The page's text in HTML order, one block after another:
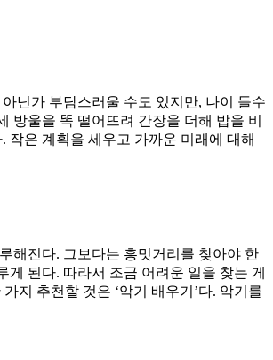
닌가 부담스러울 수도 있지만, 나이 들수
방울을 똑 떨어뜨려 간장을 더해 밥을 비
작은 계획을 세우고 가까운 미래에 대해
해진다. 그보다는 흥밋거리를 찾아야 한
된다. 따라서 조금 어려운 일을 찾는 게
지 추천할 것은 ‘악기 배우기’다. 악기를